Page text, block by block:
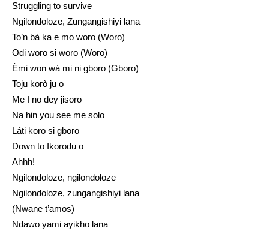
Struggling to survive
Ngilondoloze, Zungangishiyi lana
To’n bá ka e mo woro (Woro)
Odi woro si woro (Woro)
Èmi won wá mi ni gboro (Gboro)
Toju korò ju o
Me I no dey jisoro
Na hin you see me solo
Láti koro si gboro
Down to Ikorodu o
Ahhh!
Ngilondoloze, ngilondoloze
Ngilondoloze, zungangishiyi lana
(Nwane t’amos)
Ndawo yami ayikho lana